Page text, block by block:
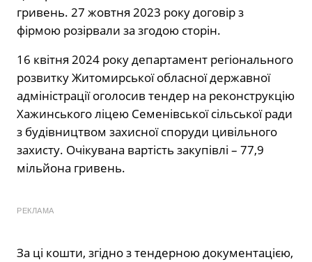
гривень. 27 жовтня 2023 року договір з
фірмою розірвали за згодою сторін.
16 квітня 2024 року департамент регіонального
розвитку Житомирської обласної державної
адміністрації оголосив тендер на реконструкцію
Хажинського ліцею Семенівської сільської ради
з будівництвом захисної споруди цивільного
захисту. Очікувана вартість закупівлі – 77,9
мільйона гривень.
РЕКЛАМА
За ці кошти, згідно з тендерною документацією,